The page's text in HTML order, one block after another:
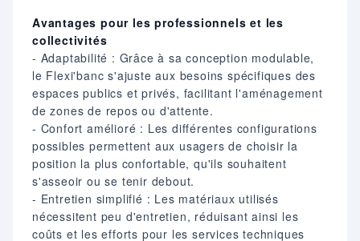
Avantages pour les professionnels et les
collectivités
- Adaptabilité : Grâce à sa conception modulable,
le Flexi'banc s'ajuste aux besoins spécifiques des
espaces publics et privés, facilitant l'aménagement
de zones de repos ou d'attente.
- Confort amélioré : Les différentes configurations
possibles permettent aux usagers de choisir la
position la plus confortable, qu'ils souhaitent
s'asseoir ou se tenir debout.
- Entretien simplifié : Les matériaux utilisés
nécessitent peu d'entretien, réduisant ainsi les
coûts et les efforts pour les services techniques